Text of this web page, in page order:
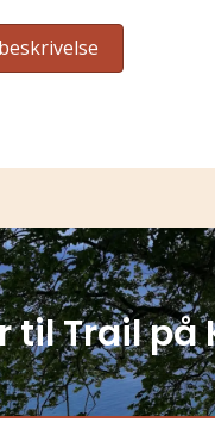
til Trail på